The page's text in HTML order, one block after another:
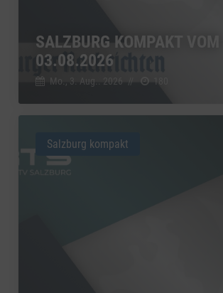
SALZBURG KOMPAKT VOM
03.08.2026
Mo., 3. Aug.. 2026 // 180
Salzburg kompakt